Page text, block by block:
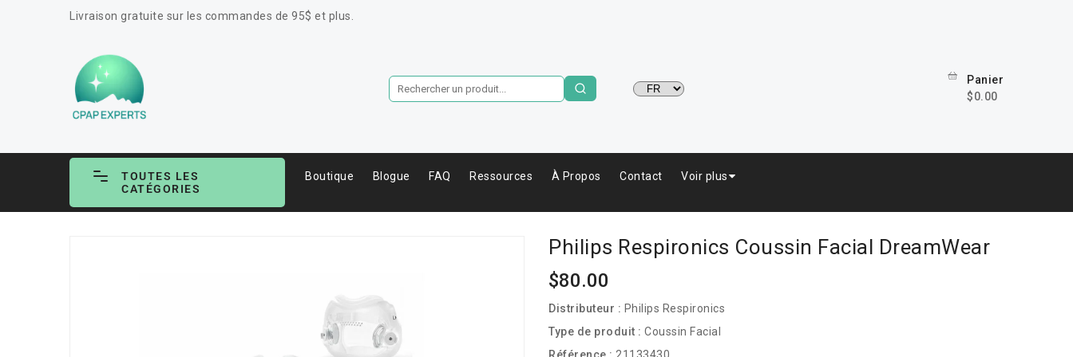
Livraison gratuite sur les commandes de 95$ et plus.
Langue
Panier
$0.00
TOUTES LES
CATÉGORIES
Boutique Blogue FAQ Ressources À Propos Contact Voir plus
Philips Respironics Coussin Facial DreamWear
Prix
$80.00
Distributeur : Philips Respironics
Type de produit : Coussin Facial